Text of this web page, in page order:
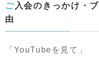
ご入会のきっかけ・ブライダルゼルムを選んだ理
由
「YouTubeを見て」